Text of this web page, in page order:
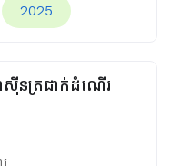
2025
ស៊ីនត្រជាក់ដំណើរ